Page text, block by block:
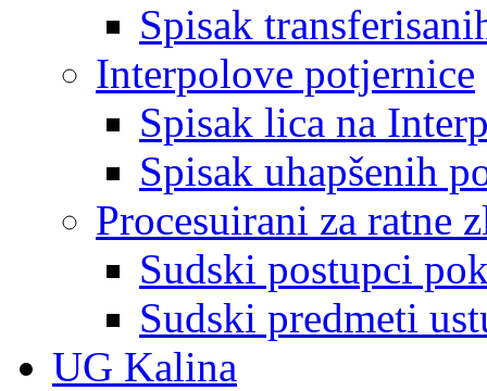
Spisak
Interpolove potjernice
Spisak lica na
Spisak uhapšenih
Procesuirani za ratne
Sudski postupci
Sudski predmeti
UG Kalina